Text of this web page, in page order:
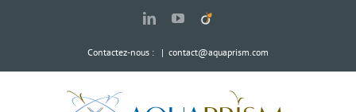
LinkedInYouTube
Viadeo
Contactez-nous : | contact@aquaprism.com